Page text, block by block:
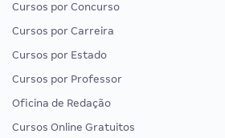
Cursos por Concurso
Cursos por Carreira
Cursos por Estado
Cursos por Professor
Oficina de Redação
Cursos Online Gratuitos